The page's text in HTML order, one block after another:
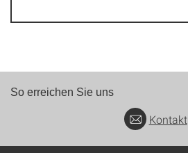
So erreichen Sie uns
Kontakt